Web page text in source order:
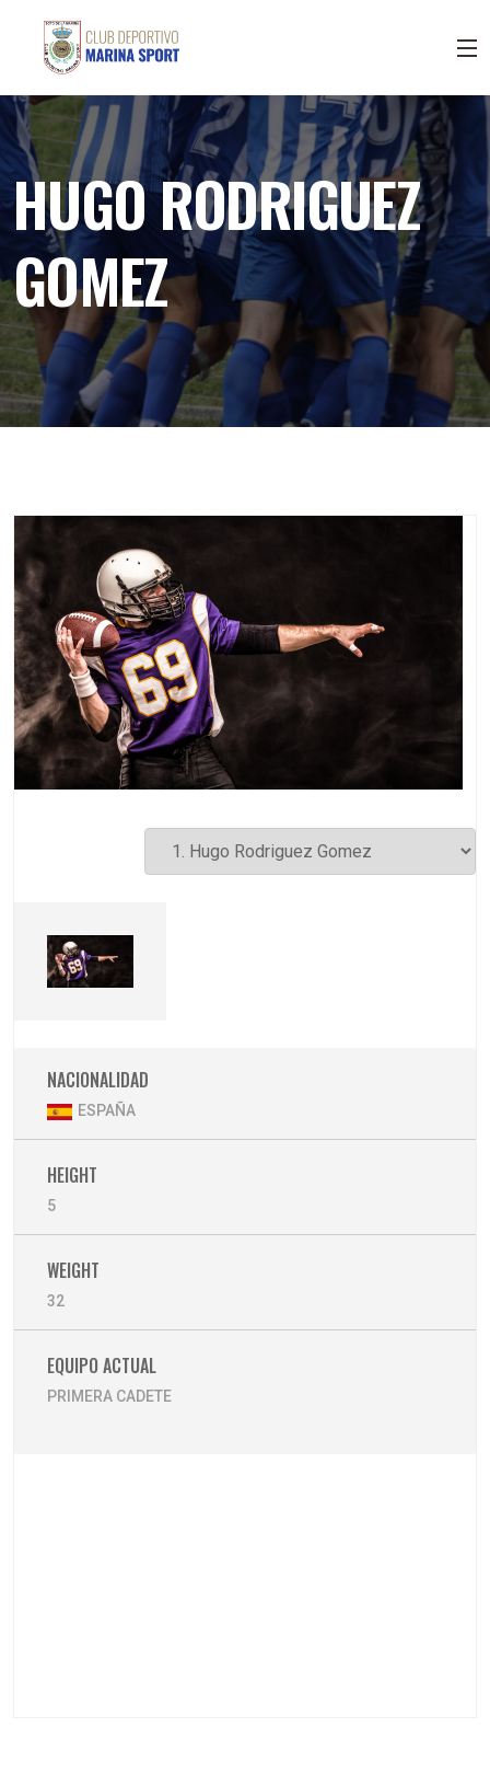
HUGO RODRIGUEZ
GOMEZ
NACIONALIDAD
ESPAÑA
HEIGHT
5
WEIGHT
32
EQUIPO ACTUAL
PRIMERA CADETE